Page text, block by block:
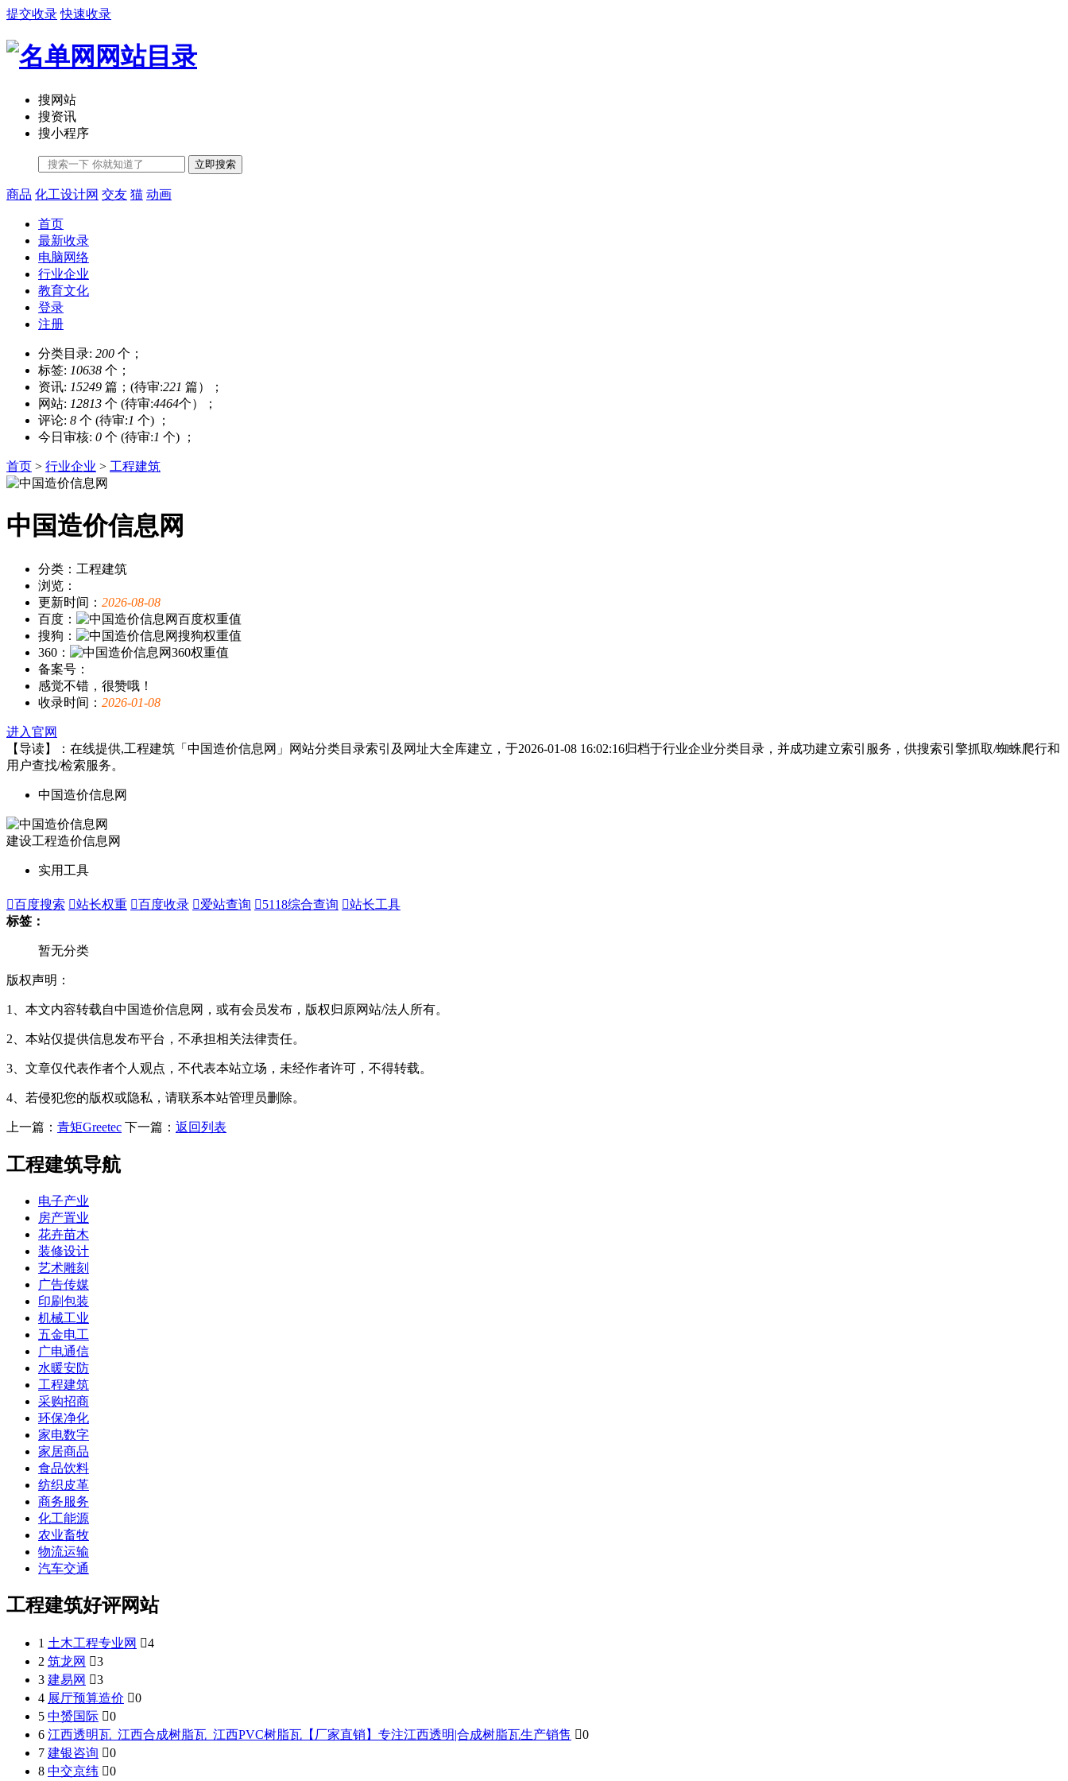
提交收录 快速收录
搜网站
搜资讯
搜小程序
立即搜索
商品 化工设计网 交友 猫 动画
首页
最新收录
电脑网络
行业企业
教育文化
登录
注册
分类目录: 200 个；
标签: 10638 个；
资讯: 15249 篇；(待审:221 篇）；
网站: 12813 个 (待审:4464个）；
评论: 8 个 (待审:1 个) ；
今日审核: 0 个 (待审:1 个) ；
首页 > 行业企业 > 工程建筑
中国造价信息网
分类：工程建筑
浏览：
更新时间： 2026-08-08
百度：
搜狗：
360：
备案号：
感觉不错，很赞哦！
收录时间： 2026-01-08
进入官网
【导读】：在线提供,工程建筑「中国造价信息网」网站分类目录索引及网址大全库建立，于2026-01-08 16:02:16归档于行业企业分类目录，并成功建立索引服务，供搜索引擎抓取/蜘蛛爬行和
用户查找/检索服务。
中国造价信息网
建设工程造价信息网
实用工具
百度搜索 站长权重 百度收录 爱站查询 5118综合查询 站长工具
标签：
暂无分类
版权声明：
1、本文内容转载自中国造价信息网，或有会员发布，版权归原网站/法人所有。
2、本站仅提供信息发布平台，不承担相关法律责任。
3、文章仅代表作者个人观点，不代表本站立场，未经作者许可，不得转载。
4、若侵犯您的版权或隐私，请联系本站管理员删除。
上一篇： 青矩Greetec 下一篇： 返回列表
工程建筑导航
电子产业
房产置业
花卉苗木
装修设计
艺术雕刻
广告传媒
印刷包装
机械工业
五金电工
广电通信
水暖安防
工程建筑
采购招商
环保净化
家电数字
家居商品
食品饮料
纺织皮革
商务服务
化工能源
农业畜牧
物流运输
汽车交通
工程建筑好评网站
1 土木工程专业网 4
2 筑龙网 3
3 建易网 3
4 展厅预算造价 0
5 中赟国际 0
6 江西透明瓦_江西合成树脂瓦_江西PVC树脂瓦【厂家直销】专注江西透明|合成树脂瓦生产销售 0
7 建银咨询 0
8 中交京纬 0